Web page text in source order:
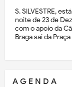
S. SILVESTRE,
noite de 23 de
com o apoio da
Braga sai da
A G E N D A